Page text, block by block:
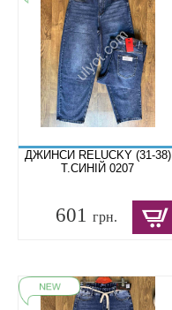
ДЖИНСИ RELUCKY (31-38)
Т.СИНІЙ 0207
601 грн.